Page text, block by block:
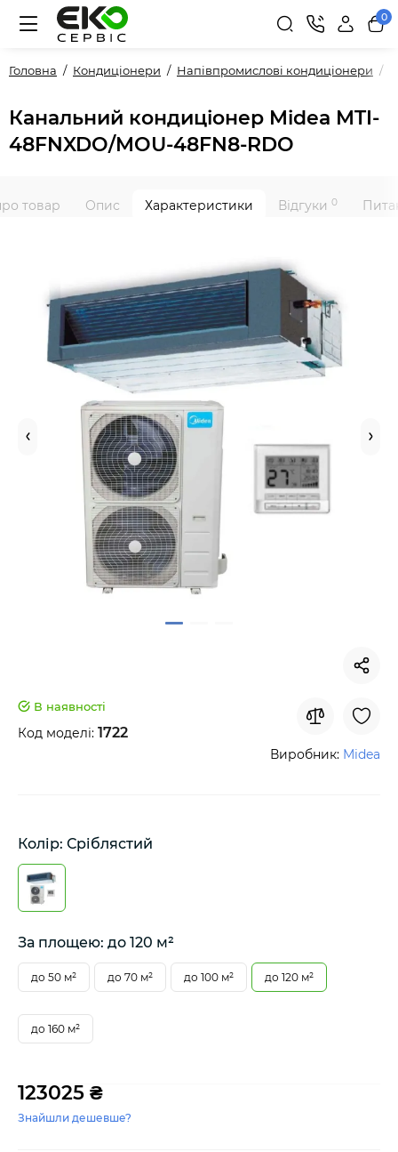
0
Головна Кондиціонери Напівпромислові кондиціонери
Канальний кондиціонер Midea MTI-
48FNXDO/MOU-48FN8-RDO
товар Опис Характеристики Відгуки 0
В наявності
Код моделі: 1722
Виробник: Midea
Колір: Сріблястий
За площею: до 120 м²
до 50 м² до 70 м² до 100 м² до 120 м²
до 160 м²
123025 ₴
Знайшли дешевше?